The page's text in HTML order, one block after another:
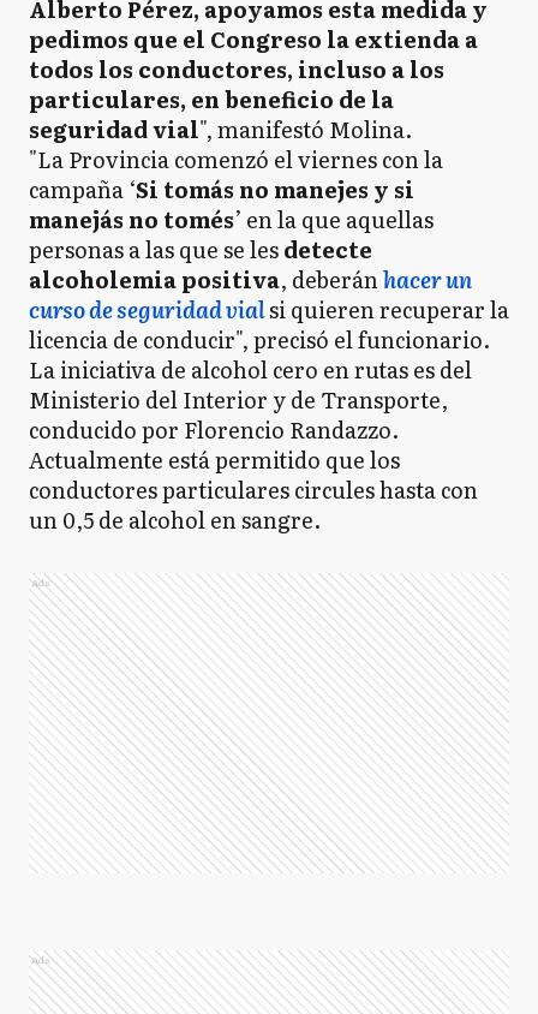
Alberto Pérez, apoyamos esta medida y
pedimos que el Congreso la extienda a
todos los conductores, incluso a los
particulares, en beneficio de la
seguridad vial", manifestó Molina.
"La Provincia comenzó el viernes con la
campaña ‘Si tomás no manejes y si
manejás no tomés’ en la que aquellas
personas a las que se lesdetecte
alcoholemia positiva, deberánhacer un
curso de seguridad vialsi quieren recuperar la
licencia de conducir", precisó el funcionario.
La iniciativa de alcohol cero en rutas es del
Ministerio del Interior y de Transporte,
conducido por Florencio Randazzo.
Actualmente está permitido que los
conductores particulares circules hasta con
un 0,5 de alcohol en sangre.
Ads
Ads